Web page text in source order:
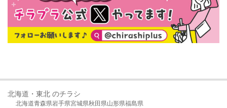
北海道・東北 のチラシ
北海道青森県岩手県宮城県秋田県山形県福島県